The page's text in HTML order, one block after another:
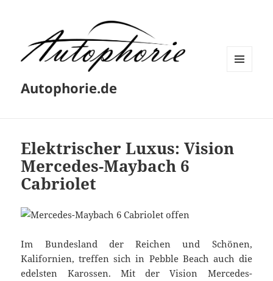
Autophorie.de
Elektrischer Luxus: Vision
Mercedes-Maybach 6
Cabriolet
Im Bundesland der Reichen und Schönen,
Kalifornien, treffen sich in Pebble Beach auch die
edelsten Karossen. Mit der Vision Mercedes-